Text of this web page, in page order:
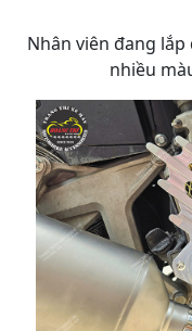
Nhân viên đang
nhiều